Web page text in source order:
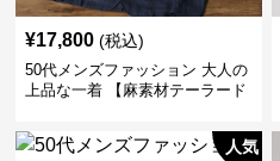
¥17,800 (税込)
50代メンズファッション 大人の
上品な一着 【麻素材テーラード
人気